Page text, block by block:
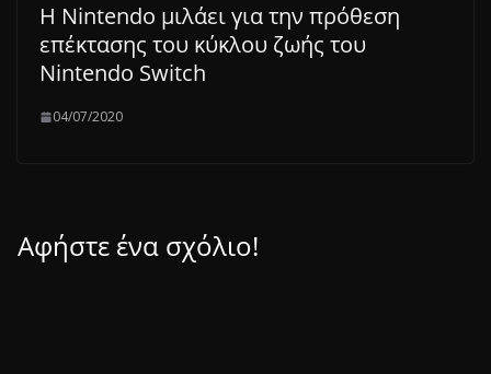
Η Nintendo μιλάει για την πρόθεση
επέκτασης του κύκλου ζωής του
Nintendo Switch
04/07/2020
Αφήστε ένα σχόλιο!